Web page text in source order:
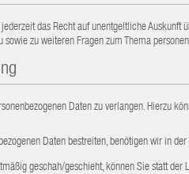
das Recht auf unentgeltliche
zu weiteren Fragen zum Thema
Daten zu verlangen. Hierzu
Daten bestreiten, benötigen wir in
geschah/geschieht, können Sie statt